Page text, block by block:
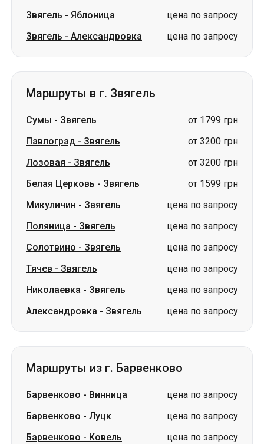
Звягель - Яблоница
цена по запросу
Звягель - Александровка цена по запросу
Маршруты в г. Звягель
Сумы - Звягель
от 1799 грн
Павлоград - Звягель
от 3200 грн
Лозовая - Звягель
от 3200 грн
Белая Церковь - Звягель
от 1599 грн
Микуличин - Звягель
цена по запросу
Поляница - Звягель
цена по запросу
Солотвино - Звягель
цена по запросу
Тячев - Звягель
цена по запросу
Николаевка - Звягель
цена по запросу
Александровка - Звягель цена по запросу
Маршруты из г. Барвенково
Барвенково - Винница
цена по запросу
Барвенково - Луцк
цена по запросу
Барвенково - Ковель
цена по запросу